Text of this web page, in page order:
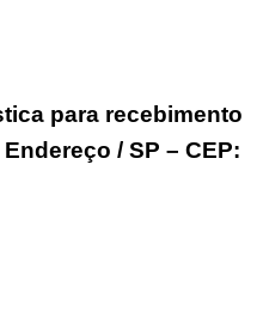
para recebimento
/ SP – CEP: